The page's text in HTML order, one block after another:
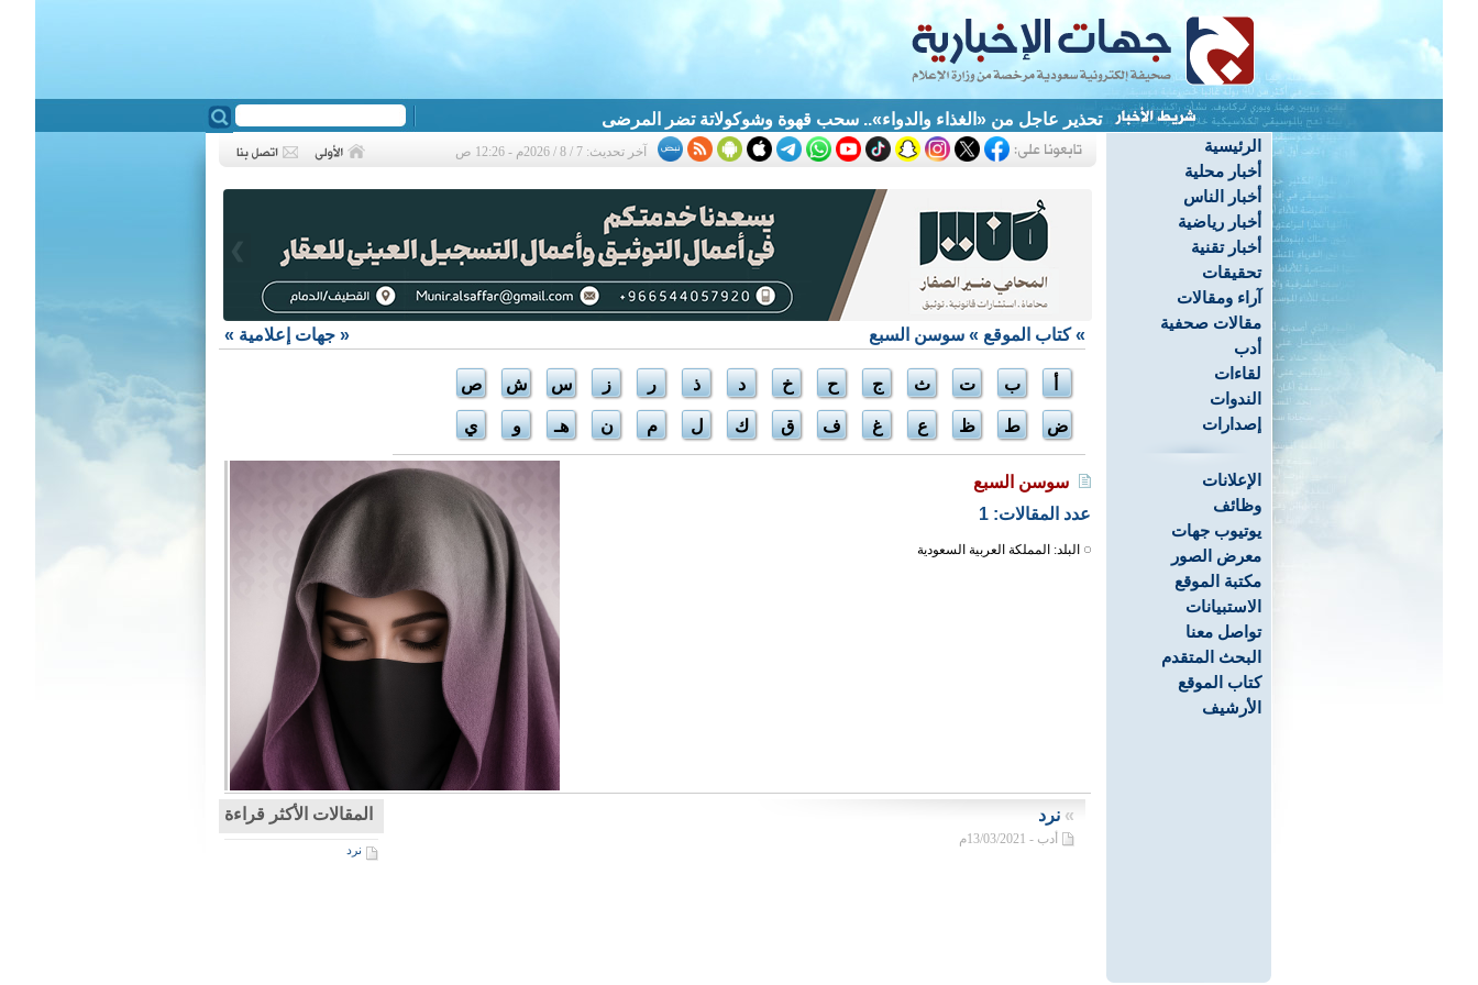
تحذير عاجل من «الغذاء والدواء».. سحب قهوة وشوكولاتة تضر المرضى
الرئيسية
أخبار محلية
أخبار الناس
أخبار رياضية
أخبار تقنية
تحقيقات
آراء ومقالات
مقالات صحفية
أدب
لقاءات
الندوات
إصدارات
الإعلانات
وظائف
يوتيوب جهات
معرض الصور
مكتبة الموقع
الاستبيانات
تواصل معنا
البحث المتقدم
كتاب الموقع
الأرشيف
آخر تحديث: 7 / 8 / 2026م - 12:26 ص
« جهات إعلامية » »كتاب الموقع » سوسن السبع
أ ب ت ث ج ح خ د ذ ر ز س ش ص
ض ط ظ ع غ ف ق ك ل م ن هـ و ي
سوسن السبع
عدد المقالات: 1
البلد: المملكة العربية السعودية
المقالات الأكثر قراءة
نرد
» نرد
أدب - 13/03/2021م